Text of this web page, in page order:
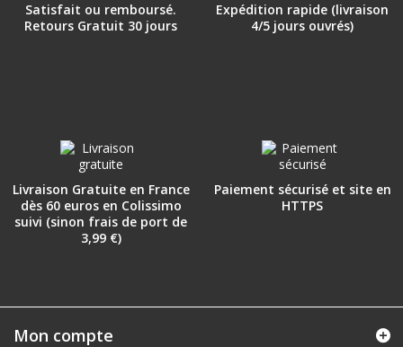
Satisfait ou remboursé.
Retours Gratuit 30 jours
Expédition rapide (livraison
4/5 jours ouvrés)
Livraison Gratuite en France
dès 60 euros en Colissimo
suivi (sinon frais de port de
3,99 €)
Paiement sécurisé et site en
HTTPS
Mon compte